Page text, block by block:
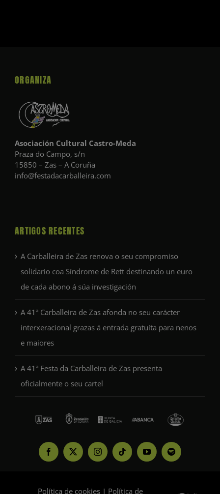
ORGANIZA
Asociación Cultural Castro-Meda
Praza do Campo, s/n
15850 – Zas – A Coruña
info@festadacarballeira.com
ARTIGOS RECENTES
A Carballeira de Zas renova o seu compromiso
solidario coa Síndrome de Rett destinando un euro
de cada abono á súa investigación
A 41ª Carballeira de Zas afonda no seu carácter
interxeracional grazas á entrada gratuíta para nenos
e maiores
A 41ª Festa da Carballeira de Zas presenta
oficialmente o seu cartel
Política de cookies| Política de